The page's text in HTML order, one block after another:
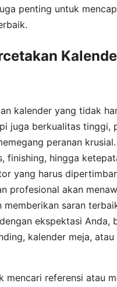
penting untuk
kalender yang tidak
juga berkualitas tinggi,
peranan
finishing, hingga
yang harus
profesional akan
memberikan saran
ekspektasi Anda,
kalender meja,
mencari referensi atau